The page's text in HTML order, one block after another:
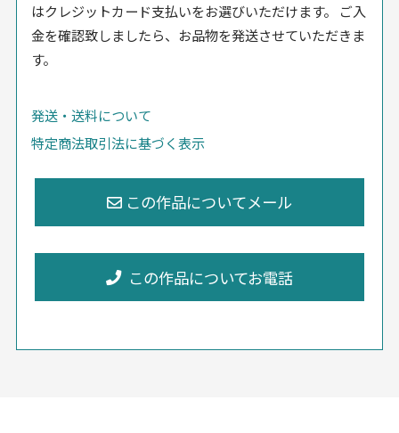
はクレジットカード支払いをお選びいただけます。 ご入
金を確認致しましたら、お品物を発送させていただきま
す。
発送・送料について
特定商法取引法に基づく表示
この作品についてお電話